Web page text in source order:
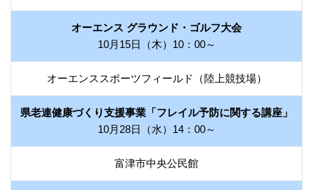
オーエンス グラウンド・ゴルフ大会
10月15日（木）10：00～
オーエンススポーツフィールド（陸上競技場）
県老連健康づくり支援事業「フレイル予防に関する講座」
10月28日（水）14：00～
富津市中央公民館